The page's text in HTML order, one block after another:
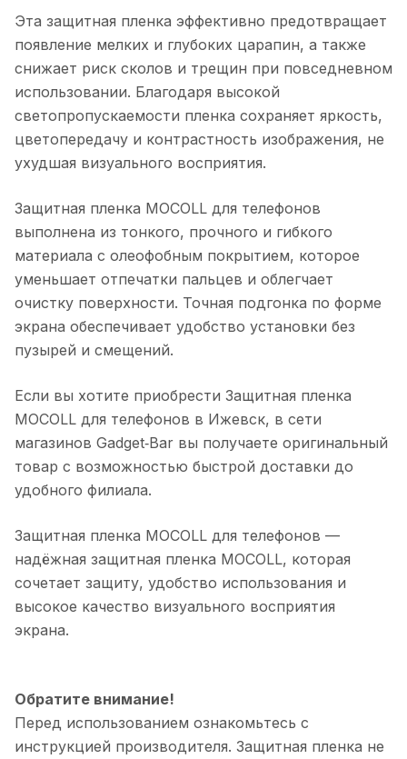
Эта защитная пленка эффективно предотвращает
появление мелких и глубоких царапин, а также
снижает риск сколов и трещин при повседневном
использовании. Благодаря высокой
светопропускаемости пленка сохраняет яркость,
цветопередачу и контрастность изображения, не
ухудшая визуального восприятия.
Защитная пленка MOCOLL для телефонов
выполнена из тонкого, прочного и гибкого
материала с олеофобным покрытием, которое
уменьшает отпечатки пальцев и облегчает
очистку поверхности. Точная подгонка по форме
экрана обеспечивает удобство установки без
пузырей и смещений.
Если вы хотите приобрести Защитная пленка
MOCOLL для телефонов в Ижевск, в сети
магазинов Gadget‑Bar вы получаете оригинальный
товар с возможностью быстрой доставки до
удобного филиала.
Защитная пленка MOCOLL для телефонов —
надёжная защитная пленка MOCOLL, которая
сочетает защиту, удобство использования и
высокое качество визуального восприятия
экрана.
Обратите внимание!
Перед использованием ознакомьтесь с
инструкцией производителя. Защитная пленка не